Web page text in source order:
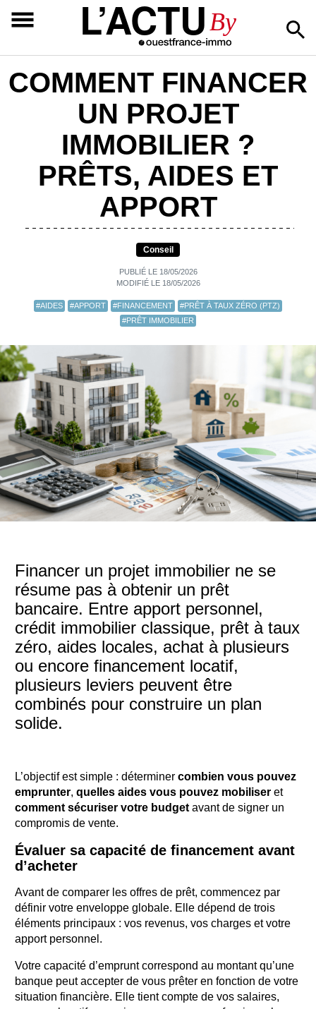
L’ACTUBy
COMMENT FINANCER
UN PROJET
IMMOBILIER ?
PRÊTS, AIDES ET
APPORT
Conseil
PUBLIÉ LE 18/05/2026
MODIFIÉ LE 18/05/2026
#AIDES #APPORT #FINANCEMENT
#PRÊT À TAUX ZÉRO (PTZ)
#PRÊT IMMOBILIER
Financer un projet immobilier ne se
résume pas à obtenir un prêt
bancaire. Entre apport personnel,
crédit immobilier classique, prêt à taux
zéro, aides locales, achat à plusieurs
ou encore financement locatif,
plusieurs leviers peuvent être
combinés pour construire un plan
solide.
L’objectif est simple : déterminer combien vous pouvez
emprunter, quelles aides vous pouvez mobiliser et
comment sécuriser votre budget avant de signer un
compromis de vente.
Évaluer sa capacité de financement avant
d’acheter
Avant de comparer les offres de prêt, commencez par
définir votre enveloppe globale. Elle dépend de trois
éléments principaux : vos revenus, vos charges et votre
apport personnel.
Votre capacité d’emprunt correspond au montant qu’une
banque peut accepter de vous prêter en fonction de votre
situation financière. Elle tient compte de vos salaires,